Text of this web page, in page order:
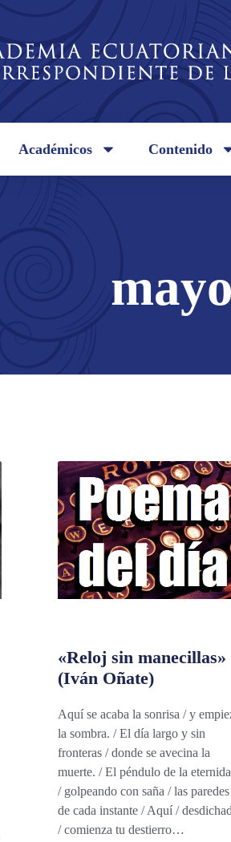
Académicos Contenido
«Reloj sin manecillas»
(Iván Oñate)
Aquí se acaba la sonrisa / y
la sombra. / El día largo y sin
fronteras / donde se avecina la
muerte. / El péndulo de la
/ golpeando con saña / las paredes
de cada instante / Aquí /
/ comienza tu destierro…